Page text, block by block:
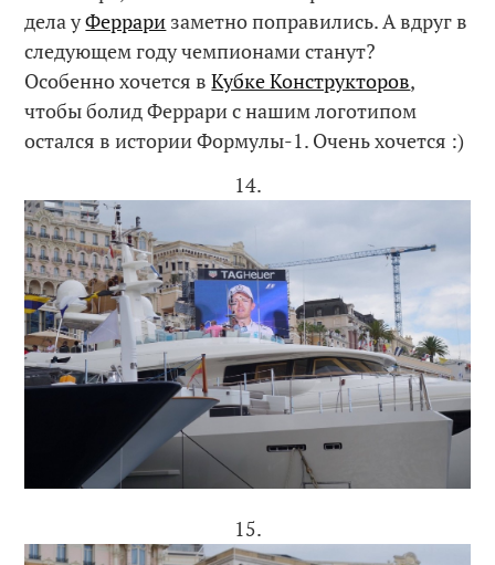
дела уФеррари заметно поправились. А вдруг в
следующем году чемпионами станут?
Особенно хочется вКубке Конструкторов,
чтобы болид Феррари с нашим логотипом
остался в истории Формулы-1. Очень хочется :)
14.
15.